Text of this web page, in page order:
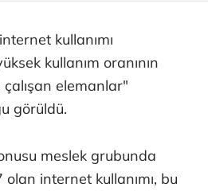
kullanımı
kullanım oranının
elemanlar"
görüldü.
meslek grubunda
internet kullanımı, bu